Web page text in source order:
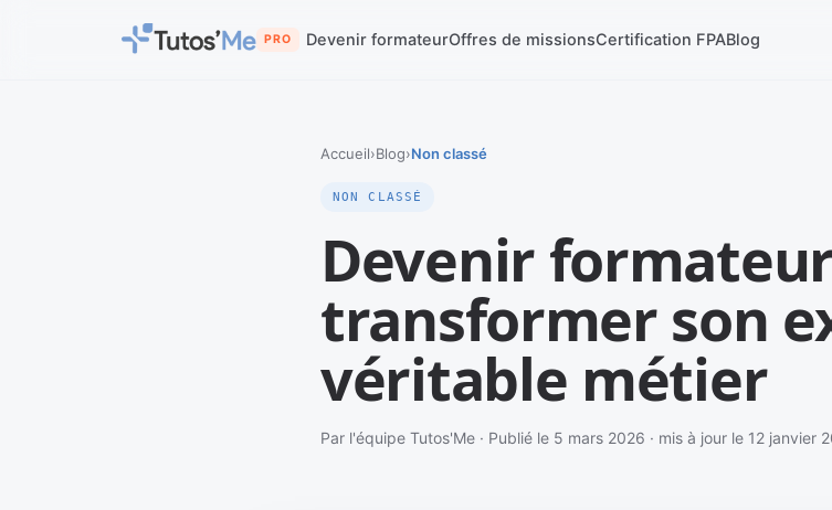
PRO Devenir formateurOffres de missionsCertification FPABlog
Accueil›Blog›Non classé
NON CLASSÉ
Devenir
transformer son
véritable métier
Par l'équipe Tutos'Me · Publié le 5 mars 2026 · mis à jour le 12 janvier